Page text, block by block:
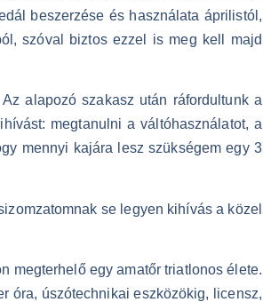
beszerzése és használata áprilistól,
szóval biztos ezzel is meg kell majd
alapozó szakasz után ráfordultunk a
megtanulni a váltóhasználatot, a
mennyi kajára lesz szükségem egy 3
se legyen kihívás a közel
megterhelő egy amatőr triatlonos élete.
óra, úszótechnikai eszközökig, licensz,